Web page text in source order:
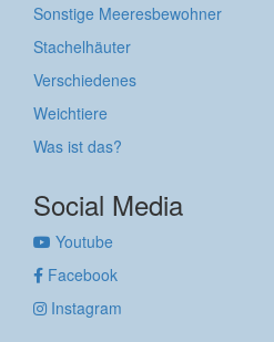
Sonstige Meeresbewohner
Stachelhäuter
Verschiedenes
Weichtiere
Was ist das?
Social Media
Youtube
Facebook
Instagram